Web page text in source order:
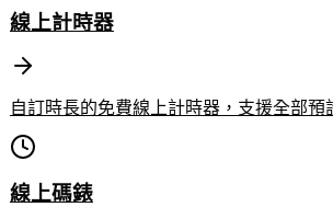
線上計時器
自訂時長的免費線上計時器，支援全部
線上碼錶